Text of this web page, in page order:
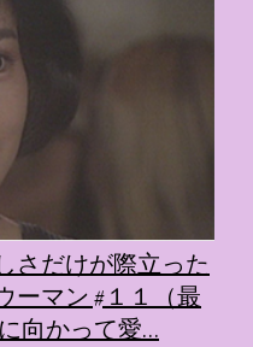
さだけが際立った
ーマン #１１（最
向かって愛…